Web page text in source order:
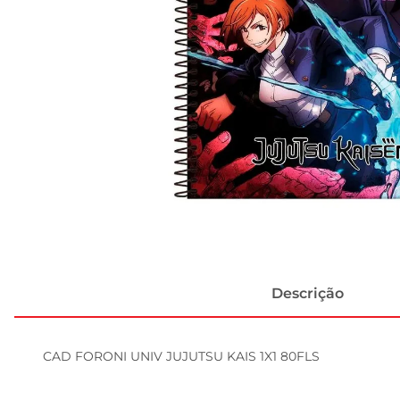
Descrição
CAD FORONI UNIV JUJUTSU KAIS 1X1 80FLS